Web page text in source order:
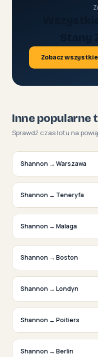
Zobacz
Inne popularne
Sprawdź czas lotu na
Shannon → Warszawa
Shannon → Teneryfa
Shannon → Malaga
Shannon → Boston
Shannon → Londyn
Shannon → Poitiers
Shannon → Berlin